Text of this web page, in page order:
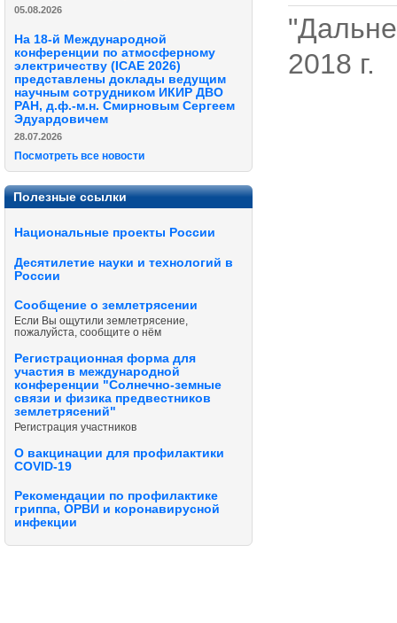
05.08.2026
На 18-й Международной
конференции по атмосферному
электричеству (ICAE 2026)
представлены доклады ведущим
научным сотрудником ИКИР ДВО
РАН, д.ф.-м.н. Смирновым Сергеем
Эдуардовичем
28.07.2026
Посмотреть все новости
Полезные ссылки
Национальные проекты России
Десятилетие науки и технологий в
России
Сообщение о землетрясении
Если Вы ощутили землетрясение,
пожалуйста, сообщите о нём
Регистрационная форма для
участия в международной
конференции "Солнечно-земные
связи и физика предвестников
землетрясений"
Регистрация участников
О вакцинации для профилактики
COVID-19
Рекомендации по профилактике
гриппа, ОРВИ и коронавирусной
инфекции
2018 г.